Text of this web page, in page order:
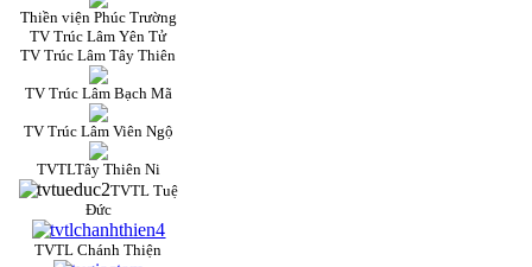
Thiền viện Phúc Trường
TV Trúc Lâm Yên Tử
TV Trúc Lâm Tây Thiên
TV Trúc Lâm Bạch Mã
TV Trúc Lâm Viên Ngộ
TVTLTây Thiên Ni
TVTL Tuệ
Đức
TVTL Chánh Thiện